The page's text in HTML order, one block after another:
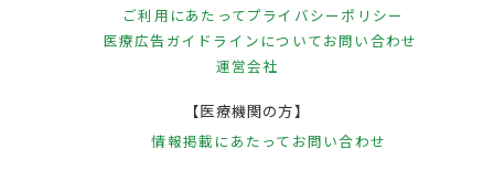
ご利用にあたってプライバシーポリシー
医療広告ガイドラインについてお問い合わせ
運営会社
【医療機関の方】
情報掲載にあたって お問い合わせ